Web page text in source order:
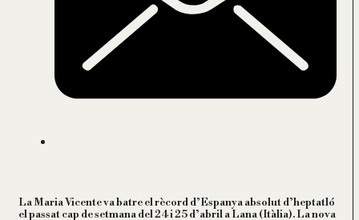
La Maria Vicente va batre el rècord d’Espanya absolut d’heptatló
el passat cap de setmana del 24 i 25 d’abril a Lana (Itàlia). La nova